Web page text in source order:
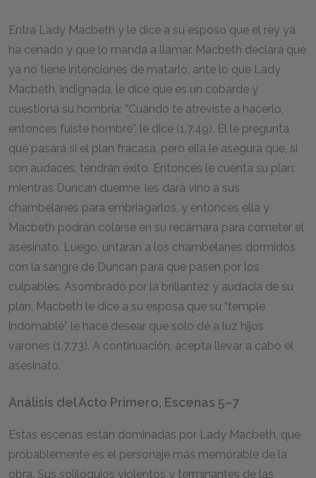
Entra Lady Macbeth y le dice a su esposo que el rey ya
ha cenado y que lo manda a llamar. Macbeth declara que
ya no tiene intenciones de matarlo, ante lo que Lady
Macbeth, indignada, le dice que es un cobarde y
cuestiona su hombría: “Cuando te atreviste a hacerlo,
entonces fuiste hombre”, le dice (1.7.49). Él le pregunta
qué pasará si el plan fracasa, pero ella le asegura que, si
son audaces, tendrán éxito. Entonces le cuenta su plan:
mientras Duncan duerme, les dará vino a sus
chambelanes para embriagarlos, y entonces ella y
Macbeth podrán colarse en su recámara para cometer el
asesinato. Luego, untarán a los chambelanes dormidos
con la sangre de Duncan para que pasen por los
culpables. Asombrado por la brillantez y audacia de su
plan, Macbeth le dice a su esposa que su “temple
indomable” le hace desear que solo dé a luz hijos
varones (1.7.73). A continuación, acepta llevar a cabo el
asesinato.
Análisis del Acto Primero, Escenas 5–7
Estas escenas están dominadas por Lady Macbeth, que
probablemente es el personaje más memorable de la
obra. Sus soliloquios violentos y terminantes de las